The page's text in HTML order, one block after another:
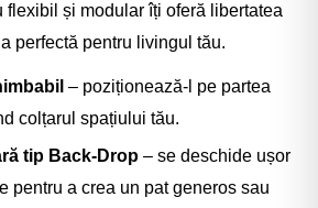
flexibil și modular îți oferă libertatea
perfectă pentru livingul tău.
– poziționează-l pe partea
colțarul spațiului tău.
tip Back-Drop – se deschide ușor
pentru a crea un pat generos sau